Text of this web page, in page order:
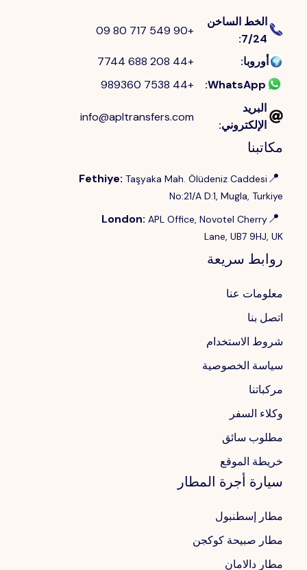
الخط الساخن
7/24
:
+90 549 717 80 09
أوروبا:
+44 208 688 7744
WhatsApp
:
+44 7538 989360
البريد
الإلكتروني:
info@apltransfers.com
مكاتبنا
📍
Fethiye: Taşyaka Mah. Ölüdeniz Caddesi
No:21/A D:1, Mugla, Turkiye
📍
London: APL Office, Novotel Cherry
Lane, UB7 9HJ, UK
روابط سريعة
معلومات عنا
اتصل بنا
شروط الاستخدام
سياسة الخصوصية
مركباتنا
وكلاء السفر
مطلوب سائق
خريطة الموقع
سيارة أجرة المطار
مطار إسطنبول
مطار صبيحة كوكجن
مطار دالامان